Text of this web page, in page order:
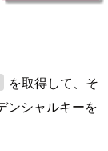
を取得して、そ
ンシャルキーを